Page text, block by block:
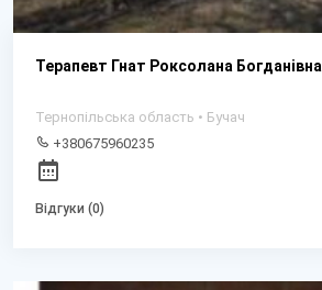
Терапевт Гнат Роксолана Богданівна
Тернопільська область • Бучач
+380675960235
Відгуки (0)